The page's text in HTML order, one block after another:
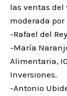
las ventas del
moderada por
-Rafael del
-María
Alimentaria,
Inversiones.
-Antonio